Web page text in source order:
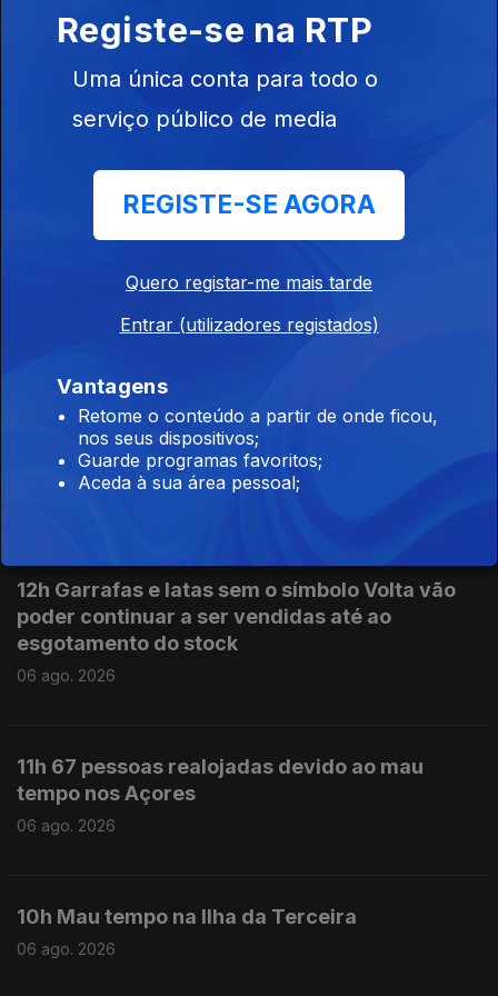
06 ago. 2026
15h Ceuta ainda não voltou à normalidade diz
06 ago. 2026
Contas por infrações financeiras na PJ
13h Plataforma para os Direitos das Mulheres
saúda penalizações para discriminação
salarial
12h Garrafas e latas sem o símbolo Volta vão
poder continuar a ser vendidas até ao
esgotamento do stock
06 ago. 2026
11h 67 pessoas realojadas devido ao mau
tempo nos Açores
06 ago. 2026
10h Mau tempo na Ilha da Terceira
06 ago. 2026
Registe-se na RTP
Uma única conta para todo o
serviço público de media
REGISTE-SE AGORA
Quero registar-me mais tarde
Entrar (utilizadores registados)
Vantagens
Retome o conteúdo a partir de onde ficou,
nos seus dispositivos;
Guarde programas favoritos;
Aceda à sua área pessoal;